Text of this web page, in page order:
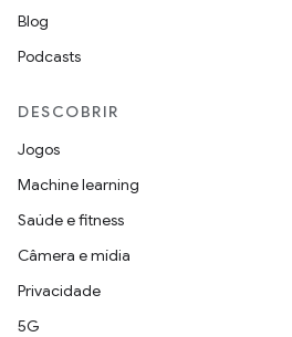
Blog
Podcasts
DESCOBRIR
Jogos
Machine learning
Saúde e fitness
Câmera e mídia
Privacidade
5G